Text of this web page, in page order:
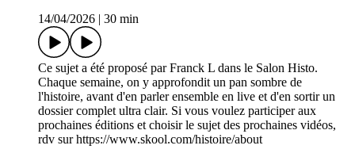
14/04/2026
30 min
Ce sujet a été proposé par Franck L dans le Salon Histo.
Chaque semaine, on y approfondit un pan sombre de
l'histoire, avant d'en parler ensemble en live et d'en sortir un
dossier complet ultra clair. Si vous voulez participer aux
prochaines éditions et choisir le sujet des prochaines vidéos,
rdv sur https://www.skool.com/histoire/about